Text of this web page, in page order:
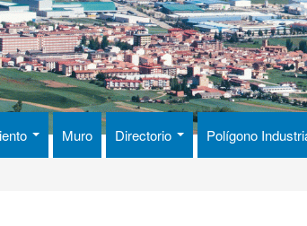
Muro Directorio Polígono